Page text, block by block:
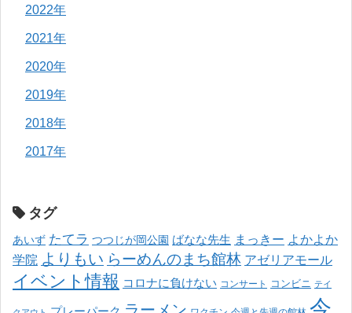
2022年
2021年
2020年
2019年
2018年
2017年
タグ
あいず たてラ つつじが岡公園 ばなな先生 まっきー よかよか
学院 よりもい らーめんのまち館林 アゼリアモール
イベント情報 コロナに負けない コンサート コンビニ テイ
今